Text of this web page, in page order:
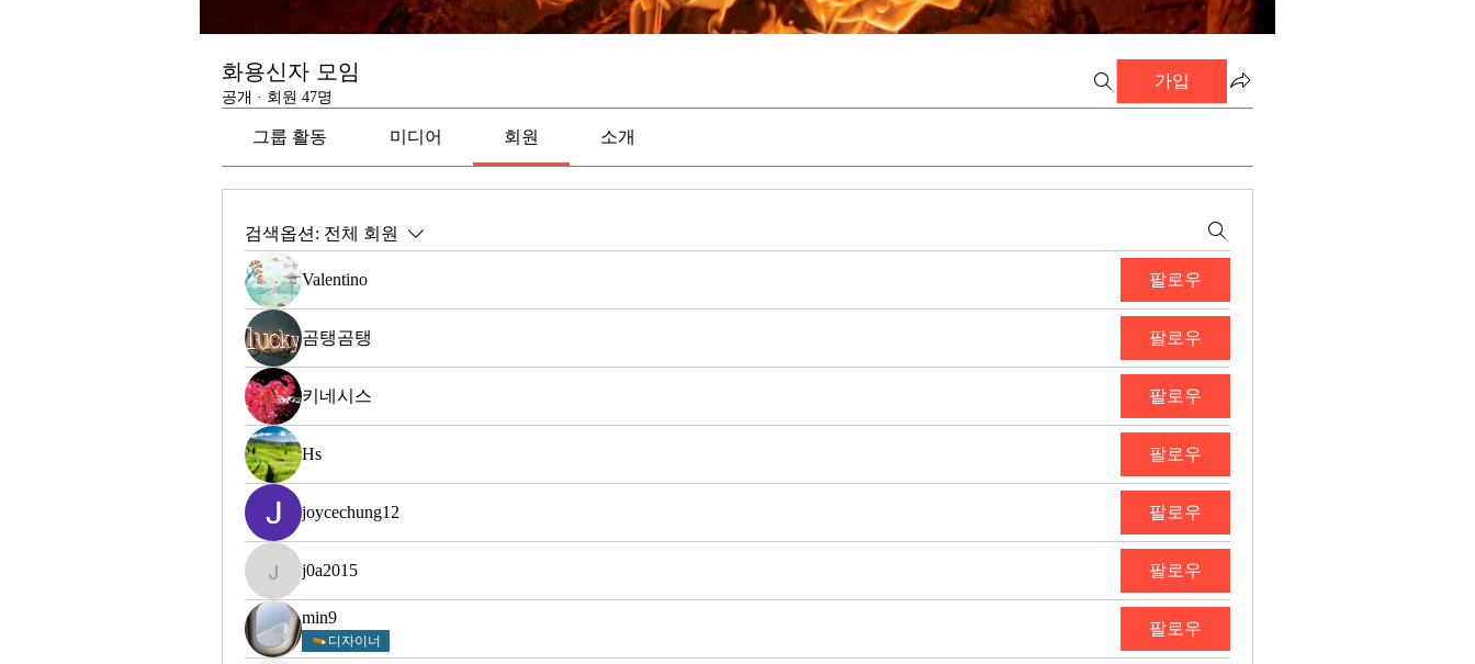
화용신자 모임
공개 · 회원 47명
가입
그룹 활동 미디어 회원 소개
검색옵션: 전체 회원
Valentino 팔로우
곰탱곰탱 팔로우
키네시스 팔로우
Hs 팔로우
joycechung12 팔로우
j0a2015
j0a2015 팔로우
min9
디자이너
팔로우